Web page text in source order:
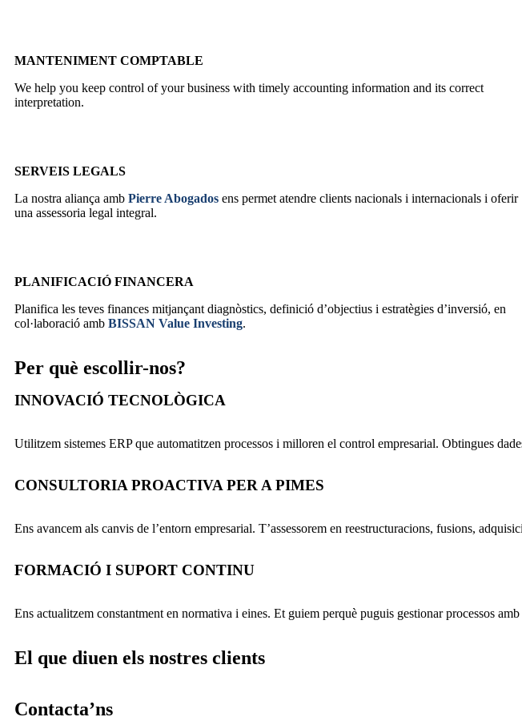
MANTENIMENT COMPTABLE
We help you keep control of your business with timely accounting information and its correct
interpretation.
SERVEIS LEGALS
La nostra aliança amb Pierre Abogados ens permet atendre clients nacionals i internacionals i oferir
una assessoria legal integral.
PLANIFICACIÓ FINANCERA
Planifica les teves finances mitjançant diagnòstics, definició d’objectius i estratègies d’inversió, en
col·laboració amb BISSAN Value Investing.
Per què escollir-nos?
INNOVACIÓ TECNOLÒGICA
Utilitzem sistemes ERP que automatitzen processos i milloren el control empresarial. Obtingues
CONSULTORIA PROACTIVA PER A PIMES
Ens avancem als canvis de l’entorn empresarial. T’assessorem en reestructuracions, fusions,
FORMACIÓ I SUPORT CONTINU
Ens actualitzem constantment en normativa i eines. Et guiem perquè puguis gestionar processos
El que diuen els nostres clients
Contacta’ns